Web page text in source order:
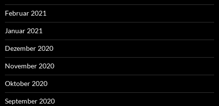
Februar 2021
Januar 2021
Dezember 2020
November 2020
Oktober 2020
September 2020